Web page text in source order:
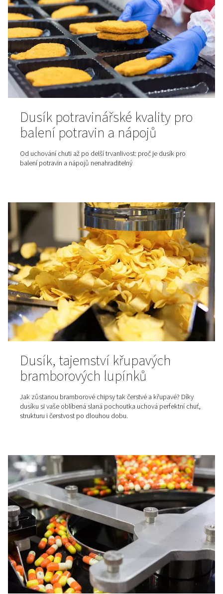
Ve světě systémů stlačeného vzduchu hraje kvalita
klíčovou roli. Tento blogový příspěvek se zaměřuje na
ISO 8573-1, klíčový standard, který definuje kvalitu
stanovuje měřítko pro systémy stlačeného vzduchu na
světě. Pochopení této normy je zásadní pro
která se při své činnosti spoléhají na stlačený vzduch.
Dusík potravinářské kvality
balení potravin a nápojů
Od uchování chuti až po delší trvanlivost: proč je dusík
balení potravin a nápojů nenahraditelný